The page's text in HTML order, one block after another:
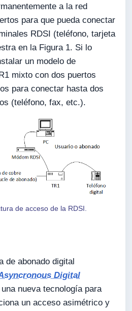
a la red
para que pueda conectar
RDSI (teléfono, tarjeta
en la Figura 1. Si lo
un modelo de
mixto con dos puertos
para conectar hasta dos
(teléfono, fax, etc.).
de acceso de la RDSI.
de abonado digital
Digital
nueva tecnología para
un acceso asimétrico y